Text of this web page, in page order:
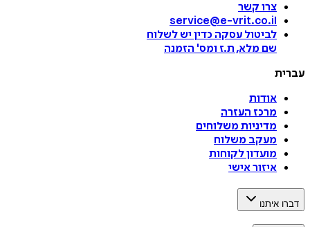
צרו קשר
service@e-vrit.co.il
לביטול עסקה כדין יש לשלוח
שם מלא, ת.ז ומס' הזמנה
עברית
אודות
מרכז העזרה
מדיניות משלוחים
מעקב משלוח
מועדון לקוחות
איזור אישי
דברו איתנו